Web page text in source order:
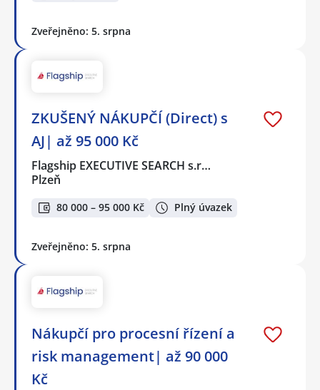
Zveřejněno: 5. srpna
ZKUŠENÝ NÁKUPČÍ (Direct) s
AJ| až 95 000 Kč
Flagship EXECUTIVE SEARCH s.r…
Plzeň
80 000 – 95 000 Kč Plný úvazek
Zveřejněno: 5. srpna
Nákupčí pro procesní řízení a
risk management| až 90 000
Kč